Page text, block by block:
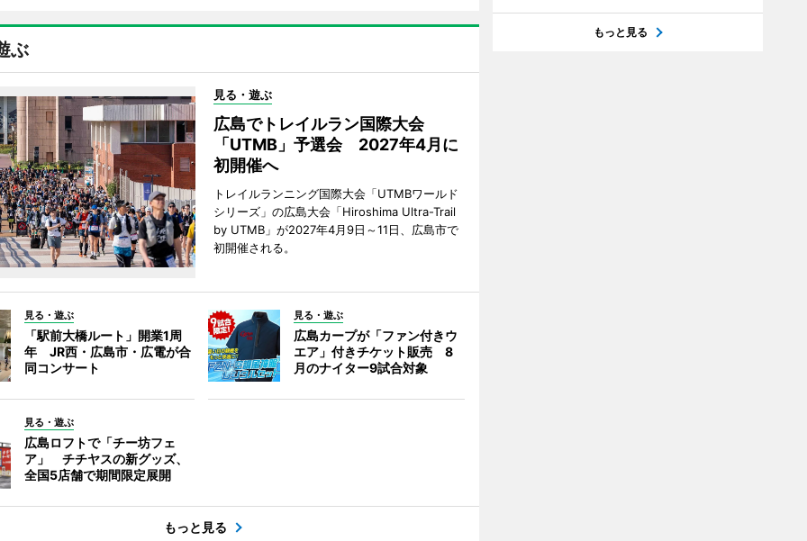
ぶ
見る・遊ぶ
広島でトレイルラン国際大会
「UTMB」予選会 2027年4月に
初開催へ
トレイルランニング国際大会「UTMBワールド
シリーズ」の広島大会「Hiroshima Ultra-Trail
by UTMB」が2027年4月9日～11日、広島市で
初開催される。
見る・遊ぶ
「駅前大橋ルート」開業1周
年 JR西・広島市・広電が合
同コンサート
見る・遊ぶ
広島カープが「ファン付きウ
エア」付きチケット販売 8
月のナイター9試合対象
見る・遊ぶ
広島ロフトで「チー坊フェ
ア」 チチヤスの新グッズ、
全国5店舗で期間限定展開
もっと見る
もっと見る